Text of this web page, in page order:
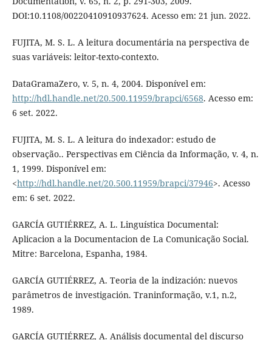
DOI:10.1108/00220410910937624. Acesso em: 21 jun. 2022.
FUJITA, M. S. L. A leitura documentária na perspectiva de
suas variáveis: leitor-texto-contexto.
DataGramaZero, v. 5, n. 4, 2004. Disponível em:
http://hdl.handle.net/20.500.11959/brapci/6568. Acesso em:
6 set. 2022.
FUJITA, M. S. L. A leitura do indexador: estudo de
observação.. Perspectivas em Ciência da Informação, v. 4, n.
1, 1999. Disponível em:
<http://hdl.handle.net/20.500.11959/brapci/37946>. Acesso
em: 6 set. 2022.
GARCÍA GUTIÉRREZ, A. L. Linguística Documental:
Aplicacion a la Documentacion de La Comunicação Social.
Mitre: Barcelona, Espanha, 1984.
GARCÍA GUTIÉRREZ, A. Teoria de la indización: nuevos
parâmetros de investigación. Traninformação, v.1, n.2,
1989.
GARCÍA GUTIÉRREZ, A. Análisis documental del discurso